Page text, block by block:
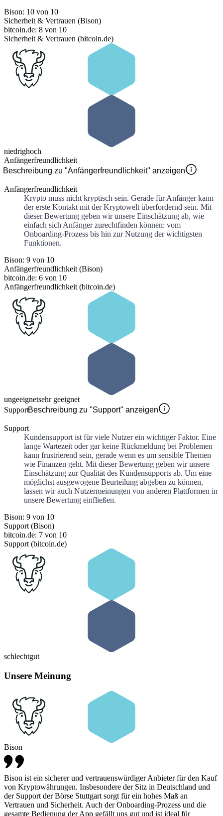
Bison: 10 von 10
Sicherheit & Vertrauen (Bison)
bitcoin.de: 8 von 10
Sicherheit & Vertrauen (bitcoin.de)
niedrighoch
Anfängerfreundlichkeit
Beschreibung zu "Anfängerfreundlichkeit" anzeigen
Anfängerfreundlichkeit
Krypto muss nicht kryptisch sein. Gerade für Anfänger kann
der erste Kontakt mit der Kryptowelt überfordernd sein. Mit
dieser Bewertung geben wir unsere Einschätzung ab, wie
einfach sich Anfänger zurechtfinden können: vom
Onboarding-Prozess bis hin zur Nutzung der wichtigsten
Funktionen.
Bison: 9 von 10
Anfängerfreundlichkeit (Bison)
bitcoin.de: 6 von 10
Anfängerfreundlichkeit (bitcoin.de)
ungeeignetsehr geeignet
SupportBeschreibung zu "Support" anzeigen
Support
Kundensupport ist für viele Nutzer ein wichtiger Faktor. Eine
lange Wartezeit oder gar keine Rückmeldung bei Problemen
kann frustrierend sein, gerade wenn es um sensible Themen
wie Finanzen geht. Mit dieser Bewertung geben wir unsere
Einschätzung zur Qualität des Kundensupports ab. Um eine
möglichst ausgewogene Beurteilung abgeben zu können,
lassen wir auch Nutzermeinungen von anderen Plattformen in
unsere Bewertung einfließen.
Bison: 9 von 10
Support (Bison)
bitcoin.de: 7 von 10
Support (bitcoin.de)
schlechtgut
Unsere Meinung
Bison
Bison ist ein sicherer und vertrauenswürdiger Anbieter für den Kauf
von Kryptowährungen. Insbesondere der Sitz in Deutschland und
der Support der Börse Stuttgart sorgt für ein hohes Maß an
Vertrauen und Sicherheit. Auch der Onboarding-Prozess und die
gesamte Bedienung der App gefällt uns gut und ist ideal für